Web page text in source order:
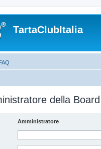
TartaClubItalia
della Board
Amministratore